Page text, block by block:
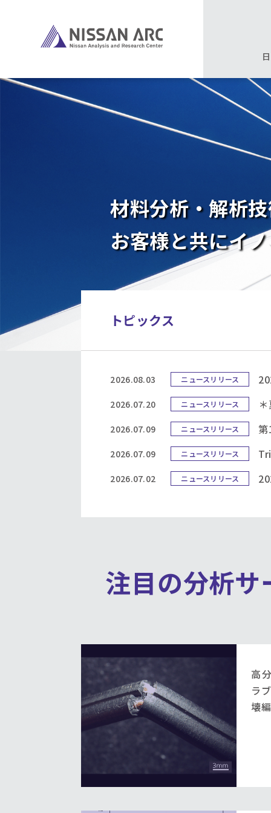
材料分析・解析
お客様と共にイ
トピックス
2026.08.03 ニュースリリース
2026.07.20 ニュースリリース
2026.07.09 ニュースリリース 第
2026.07.09 ニュースリリース
2026.07.02 ニュースリリース
注目の分析サ
高
ラ
壊